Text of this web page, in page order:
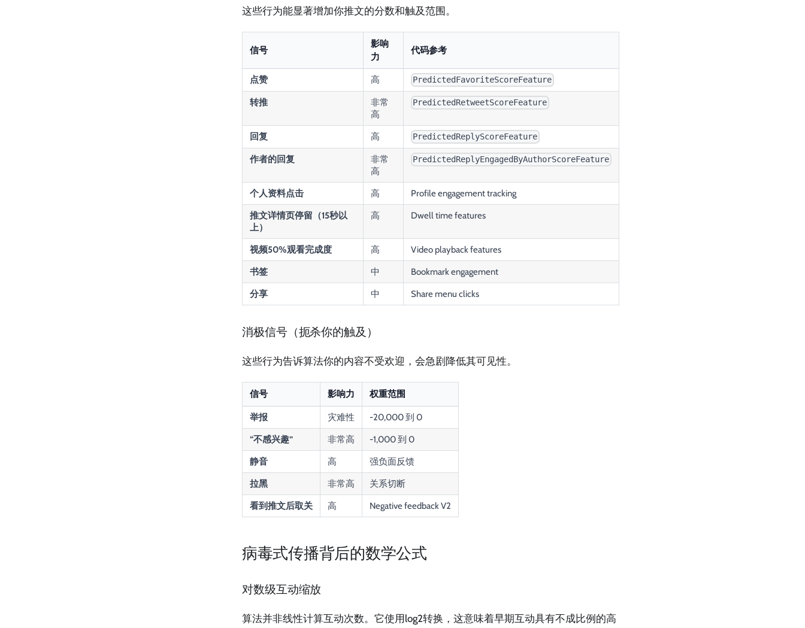
这些行为能显著增加你推文的分数和触及范围。
信号
影响
力
代码参考
点赞 高 PredictedFavoriteScoreFeature
转推
非常
高
PredictedRetweetScoreFeature
回复 高 PredictedReplyScoreFeature
作者的回复
非常
高
PredictedReplyEngagedByAuthorScoreFeature
个人资料点击 高 Profile engagement tracking
推文详情页停留（15秒以
上）
高 Dwell time features
视频50%观看完成度 高 Video playback features
书签 中 Bookmark engagement
分享 中 Share menu clicks
消极信号（扼杀你的触及）
这些行为告诉算法你的内容不受欢迎，会急剧降低其可见性。
信号 影响力 权重范围
举报 灾难性 -20,000 到 0
“不感兴趣” 非常高 -1,000 到 0
静音 高 强负面反馈
拉黑 非常高 关系切断
看到推文后取关 高 Negative feedback V2
病毒式传播背后的数学公式
对数级互动缩放
算法并非线性计算互动次数。它使用log2转换，这意味着早期互动具有不成比例的高